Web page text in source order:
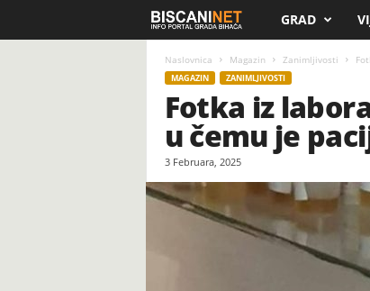
n
GRAD
Naslovnica Magazin Zanimljivosti
MAGAZIN ZANIMLJIVOSTI
Fotka iz
u čemu je
3 Februara, 2025